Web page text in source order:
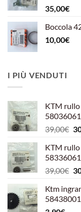
35,00€
Boccola
10,00€
I PIÙ VENDUTI
KTM rullo
39,00€ Il
KTM rullo
39,00€ Il
Ktm